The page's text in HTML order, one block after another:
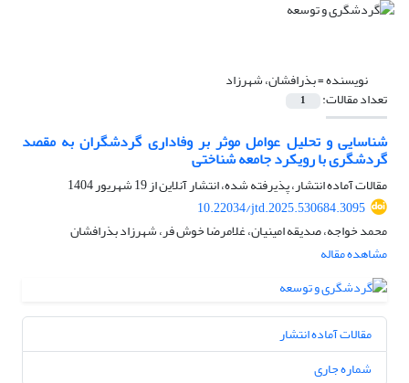
نویسنده =بذرافشان، شهرزاد
تعداد مقالات: 1
شناسایی و تحلیل عوامل موثر بر وفاداری گردشگران به مقصد
گردشگری با رویکرد جامعه شناختی
مقالات آماده انتشار، پذیرفته شده، انتشار آنلاین از19 شهریور 1404
10.22034/jtd.2025.530684.3095
محمد خواجه، صدیقه امینیان، غلامرضا خوش فر، شهرزاد بذرافشان
مشاهده مقاله
مقالات آماده انتشار
شماره جاری